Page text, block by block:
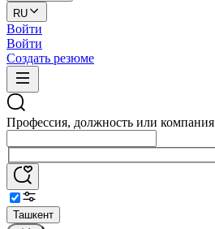
RU
Войти
Войти
Создать резюме
Профессия, должность или компания
Ташкент